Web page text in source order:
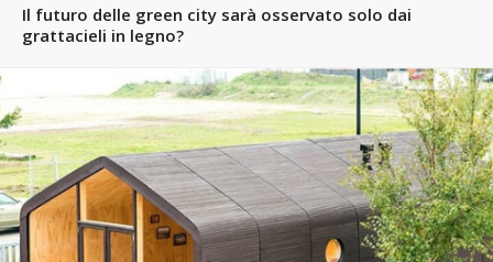
Il futuro delle green city sarà osservato solo dai
grattacieli in legno?